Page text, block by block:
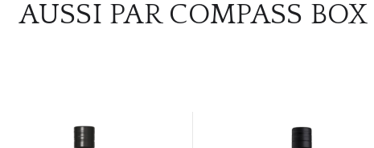
AUSSI PAR COMPASS BOX